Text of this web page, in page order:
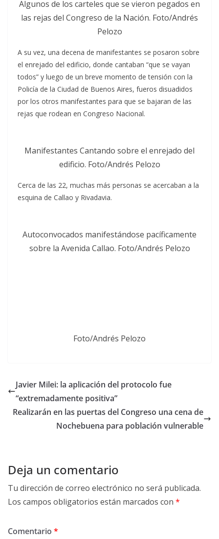
Algunos de los carteles que se vieron pegados en
las rejas del Congreso de la Nación. Foto/Andrés
Pelozo
A su vez, una decena de manifestantes se posaron sobre
el enrejado del edificio, donde cantaban “que se vayan
todos” y luego de un breve momento de tensión con la
Policía de la Ciudad de Buenos Aires, fueros disuadidos
por los otros manifestantes para que se bajaran de las
rejas que rodean en Congreso Nacional.
Manifestantes Cantando sobre el enrejado del
edificio. Foto/Andrés Pelozo
Cerca de las 22, muchas más personas se acercaban a la
esquina de Callao y Rivadavia.
Autoconvocados manifestándose pacíficamente
sobre la Avenida Callao. Foto/Andrés Pelozo
Foto/Andrés Pelozo
Javier Milei: la aplicación del protocolo fue
“extremadamente positiva”
Realizarán en las puertas del Congreso una cena de
Nochebuena para población vulnerable
Deja un comentario
Tu dirección de correo electrónico no será publicada.
Los campos obligatorios están marcados con *
Comentario *